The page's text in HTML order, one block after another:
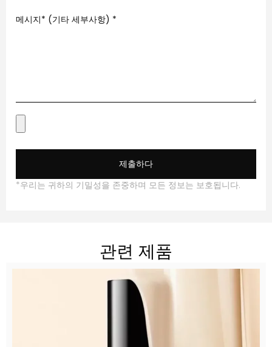
메시지* (기타 세부사항) *
제출하다
*우리는 귀하의 기밀성을 존중하며 모든 정보는 보호됩니다.
관련 제품